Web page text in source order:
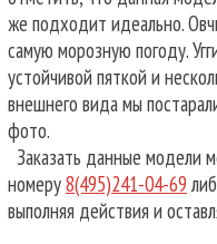
же подходит идеально.
самую морозную погоду.
устойчивой пяткой и
внешнего вида мы
фото.
Заказать данные модели
номеру8(495)241-04-69
выполняя действия и